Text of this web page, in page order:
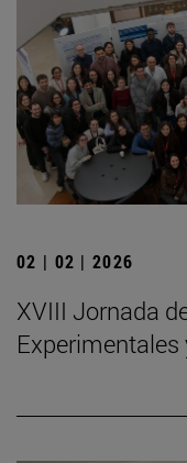
02 | 02 | 2026
XVIII Jornada
Experimentales